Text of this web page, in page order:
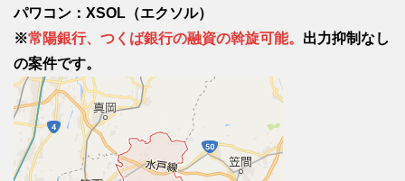
パワコン：XSOL（エクソル）
※常陽銀行、つくば銀行の融資の斡旋可能。 出力抑制なし
の案件です。